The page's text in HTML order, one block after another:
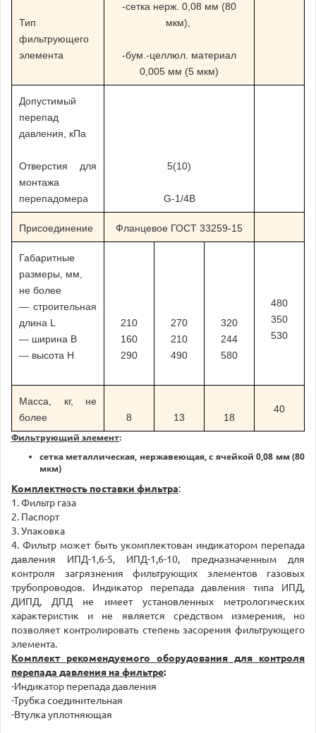
Тип
фильтрующего
элемента
-сетка нерж. 0,08 мм (80
мкм),
-бум.-целлюл. материал
0,005 мм (5 мкм)
Допустимый
перепад
давления, кПа
Отверстия для
монтажа
перепадомера
5(10)
G-1/4B
Присоединение Фланцевое ГОСТ 33259-15
Габаритные
размеры, мм,
не более
— строительная
длина L
— ширина B
— высота H
210
160
290
270
210
490
320
244
580
480
350
530
Масса, кг, не
более
8 13 18
40
Фильтрующий элемент:
сетка металлическая, нержавеющая, с ячейкой 0,08 мм (80
мкм)
Комплектность поставки фильтра:
1. Фильтр газа
2. Паспорт
3. Упаковка
4. Фильтр может быть укомплектован индикатором перепада
давления ИПД-1,6-5, ИПД-1,6-10, предназначенным для
контроля загрязнения фильтрующих элементов газовых
трубопроводов. Индикатор перепада давления типа ИПД,
ДИПД, ДПД не имеет установленных метрологических
характеристик и не является средством измерения, но
позволяет контролировать степень засорения фильтрующего
элемента.
Комплект рекомендуемого оборудования для контроля
перепада давления на фильтре:
-Индикатор перепада давления
-Трубка соединительная
-Втулка уплотняющая